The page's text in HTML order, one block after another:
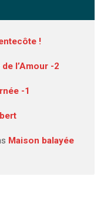
!
l’Amour -2
-1
Maison balayée